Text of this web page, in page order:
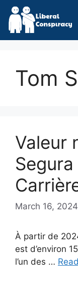
Skip
content
Tom
Valeur
March 16, 2024
À partir de
est d’environ
l’un des …